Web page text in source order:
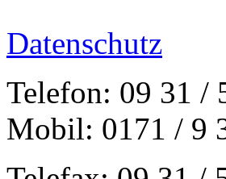
Datenschutz
Telefon: 09 31 /
Mobil: 0171 / 9